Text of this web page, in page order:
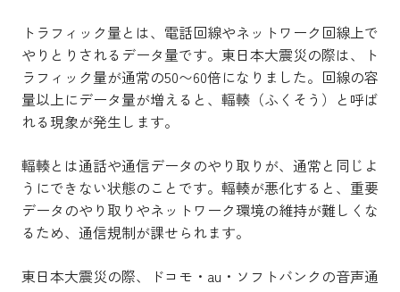
トラフィック量とは、電話回線やネットワーク回線上で
やりとりされるデータ量です。東日本大震災の際は、ト
ラフィック量が通常の50〜60倍になりました。回線の容
量以上にデータ量が増えると、輻輳（ふくそう）と呼ば
れる現象が発生します。
輻輳とは通話や通信データのやり取りが、通常と同じよ
うにできない状態のことです。輻輳が悪化すると、重要
データのやり取りやネットワーク環境の維持が難しくな
るため、通信規制が課せられます。
東日本大震災の際、ドコモ・au・ソフトバンクの音声通